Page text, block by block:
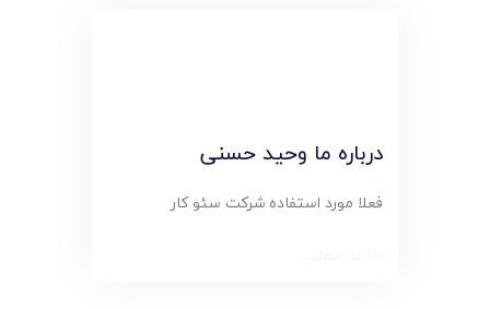
درباره ما وحید حسنی
فعلا مورد استفاده شرکت سئو کار